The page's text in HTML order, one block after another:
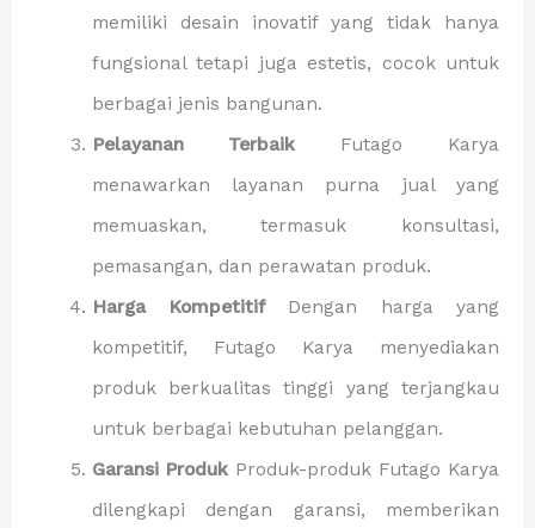
memiliki desain inovatif yang tidak hanya
fungsional tetapi juga estetis, cocok untuk
berbagai jenis bangunan.
Pelayanan Terbaik Futago Karya
menawarkan layanan purna jual yang
memuaskan, termasuk konsultasi,
pemasangan, dan perawatan produk.
Harga KompetitifDengan harga yang
kompetitif, Futago Karya menyediakan
produk berkualitas tinggi yang terjangkau
untuk berbagai kebutuhan pelanggan.
Garansi Produk Produk-produk Futago Karya
dilengkapi dengan garansi, memberikan